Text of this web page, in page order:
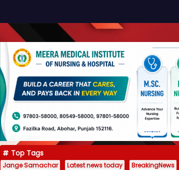
Top Tags
Jange Samachar Latest news today BreakingNews